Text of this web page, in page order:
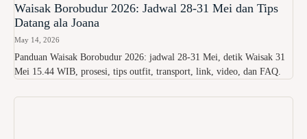
Waisak Borobudur 2026: Jadwal 28-31 Mei dan Tips
Datang ala Joana
May 14, 2026
Panduan Waisak Borobudur 2026: jadwal 28-31 Mei, detik Waisak 31
Mei 15.44 WIB, prosesi, tips outfit, transport, link, video, dan FAQ.